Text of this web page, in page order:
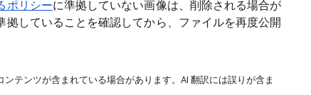
ポリシーに準拠していない画像は、削除される場合が
していることを確認してから、ファイルを再度公開
テンツが含まれている場合があります。AI 翻訳には誤りが含ま